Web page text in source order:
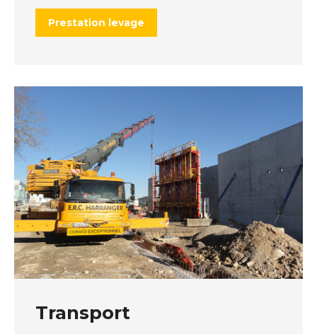
Prestation levage
Transport